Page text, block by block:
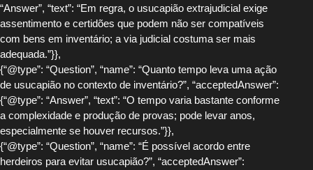
“Answer”, “text”: “Em regra, o usucapião extrajudicial exige
assentimento e certidões que podem não ser compatíveis
com bens em inventário; a via judicial costuma ser mais
adequada.”}},
{“@type”: “Question”, “name”: “Quanto tempo leva uma ação
de usucapião no contexto de inventário?”, “acceptedAnswer”:
{“@type”: “Answer”, “text”: “O tempo varia bastante conforme
a complexidade e produção de provas; pode levar anos,
especialmente se houver recursos.”}},
{“@type”: “Question”, “name”: “É possível acordo entre
herdeiros para evitar usucapião?”, “acceptedAnswer”: